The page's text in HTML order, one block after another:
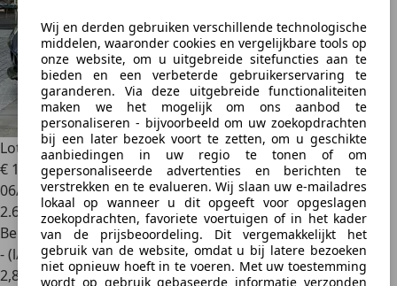
Wij en derden gebruiken verschillende technologische
middelen, waaronder cookies en vergelijkbare tools op
onze website, om u uitgebreide sitefuncties aan te
bieden en een verbeterde gebruikerservaring te
garanderen. Via deze uitgebreide functionaliteiten
maken we het mogelijk om ons aanbod te
personaliseren - bijvoorbeeld om uw zoekopdrachten
bij een later bezoek voort te zetten, om u geschikte
aanbiedingen in uw regio te tonen of om
gepersonaliseerde advertenties en berichten te
verstrekken en te evalueren. Wij slaan uw e-mailadres
lokaal op wanneer u dit opgeeft voor opgeslagen
zoekopdrachten, favoriete voertuigen of in het kader
van de prijsbeoordeling. Dit vergemakkelijkt het
gebruik van de website, omdat u bij latere bezoeken
niet opnieuw hoeft in te voeren. Met uw toestemming
wordt op gebruik gebaseerde informatie verzonden
Lotus Emira2.0 i4 First Edition
€ 110.395
06/2022
2.651 km
Benzine
- (l/100 km)
2,8